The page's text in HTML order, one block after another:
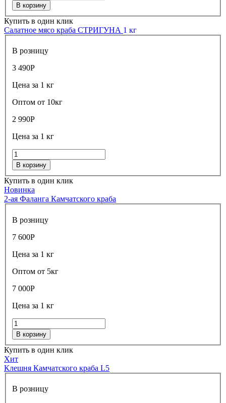
В корзину
Купить в один клик
Салатное мясо краба СТРИГУНА 1 кг
В розницу
3 490Р
Цена за 1 кг
Оптом от 10кг
2 990Р
Цена за 1 кг
В корзину
Купить в один клик
Новинка
2-ая Фаланга Камчатского краба
В розницу
7 600Р
Цена за 1 кг
Оптом от 5кг
7 000Р
Цена за 1 кг
В корзину
Купить в один клик
Хит
Клешня Камчатского краба L5
В розницу